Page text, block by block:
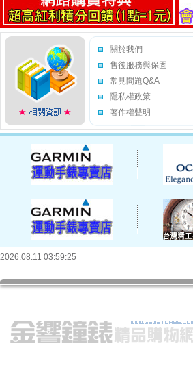
關於我們
售後服務與保固
常見問題Q&A
隱私權政策
著作權聲明
2026.08.11 03:59:25